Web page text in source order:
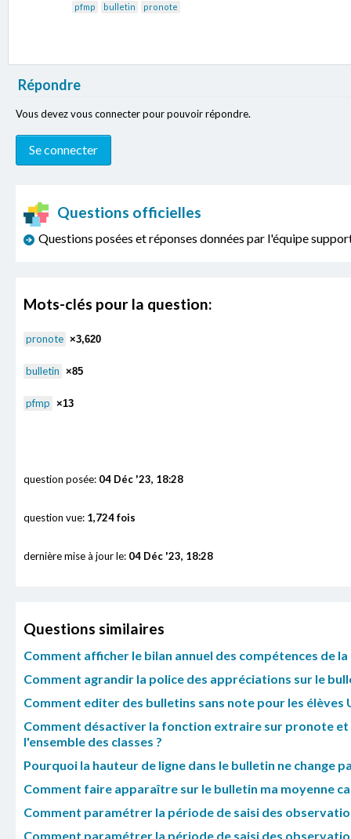
pfmp bulletin pronote
Répondre
Vous devez vous connecter pour pouvoir répondre.
Questions officielles
Questions posées et réponses données par l'équipe
Mots-clés pour la question:
pronote ×3,620
bulletin ×85
pfmp ×13
question posée: 04 Déc '23, 18:28
question vue: 1,724 fois
dernière mise à jour le: 04 Déc '23, 18:28
Questions similaires
Comment afficher le bilan annuel des compétences de
Comment agrandir la police des appréciations sur le
Comment editer des bulletins sans note pour les élèves
Comment désactiver la fonction extraire sur pronote
l'ensemble des classes ?
Pourquoi la hauteur de ligne dans le bulletin ne change
Comment faire apparaître sur le bulletin ma moyenne
Comment paramétrer la période de saisi des
Comment paramétrer la période de saisi des